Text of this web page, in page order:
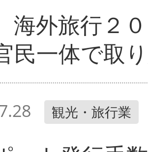
外旅行２
一体で取
観光・旅行業